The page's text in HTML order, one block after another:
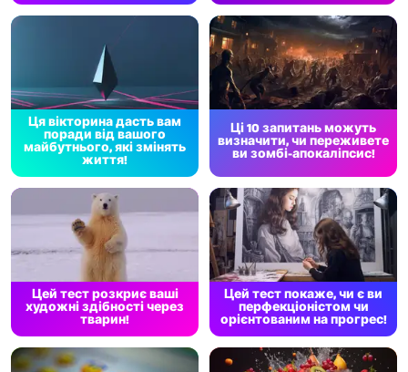
Ця вікторина дасть вам
поради від вашого
майбутнього, які змінять
життя!
Ці 10 запитань можуть
визначити, чи переживете
ви зомбі-апокаліпсис!
Цей тест розкриє ваші
художні здібності через
тварин!
Цей тест покаже, чи є ви
перфекціоністом чи
орієнтованим на прогрес!